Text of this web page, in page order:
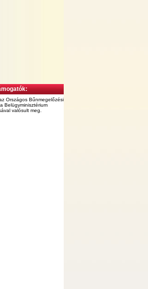
Országos Bűnmegelőzési
Belügyminisztérium
valósult meg.